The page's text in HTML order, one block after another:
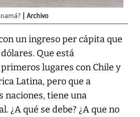
Archivo
un ingreso per cápita que
Que está
lugares con Chile y
Latina, pero que a
naciones, tiene una
¿A qué se debe? ¿A que no